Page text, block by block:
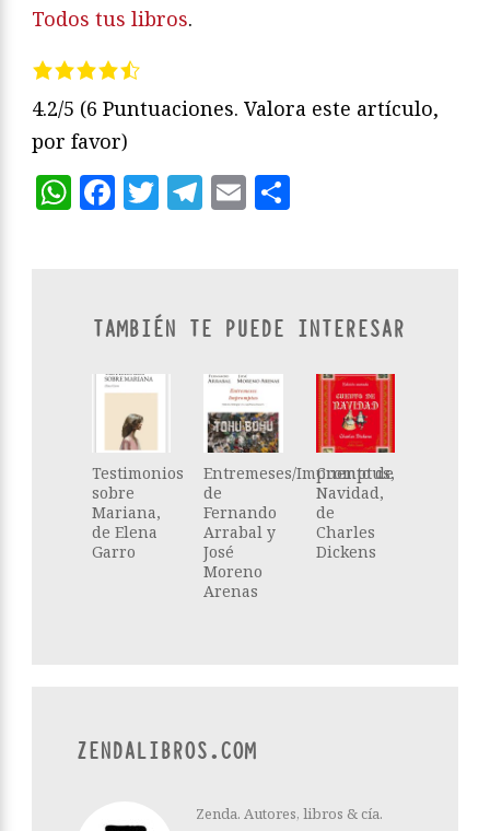
Todos tus libros.
4.2/5 (6 Puntuaciones. Valora este artículo,
por favor)
WhatsApp
Facebook
Twitter
Telegram
Email
TAMBIÉN TE PUEDE INTERESAR
Testimonios
sobre
Mariana,
de Elena
Garro
Entremeses/Impromptus,
de
Fernando
Arrabal y
José
Moreno
Arenas
Cuento de
Navidad,
de
Charles
Dickens
ZENDALIBROS.COM
Zenda. Autores, libros & cía.